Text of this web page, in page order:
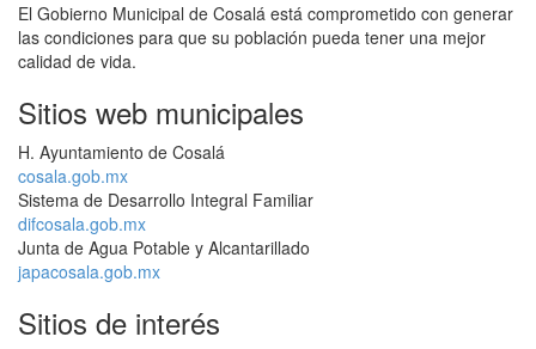
El Gobierno Municipal de Cosalá está comprometido con generar
las condiciones para que su población pueda tener una mejor
calidad de vida.
Sitios web municipales
H. Ayuntamiento de Cosalá
cosala.gob.mx
Sistema de Desarrollo Integral Familiar
difcosala.gob.mx
Junta de Agua Potable y Alcantarillado
japacosala.gob.mx
Sitios de interés